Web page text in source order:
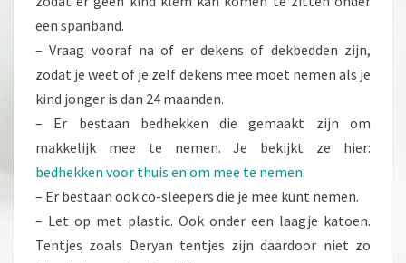
een spanband.
– Vraag vooraf na of er dekens of dekbedden zijn,
zodat je weet of je zelf dekens mee moet nemen als je
kind jonger is dan 24 maanden.
– Er bestaan bedhekken die gemaakt zijn om
makkelijk mee te nemen. Je bekijkt ze hier:
bedhekken voor thuis en om mee te nemen.
– Er bestaan ook co-sleepers die je mee kunt nemen.
– Let op met plastic. Ook onder een laagje katoen.
Tentjes zoals Deryan tentjes zijn daardoor niet zo